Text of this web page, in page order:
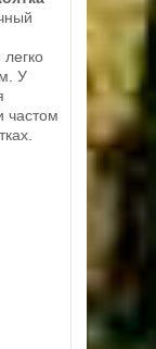
У
частом